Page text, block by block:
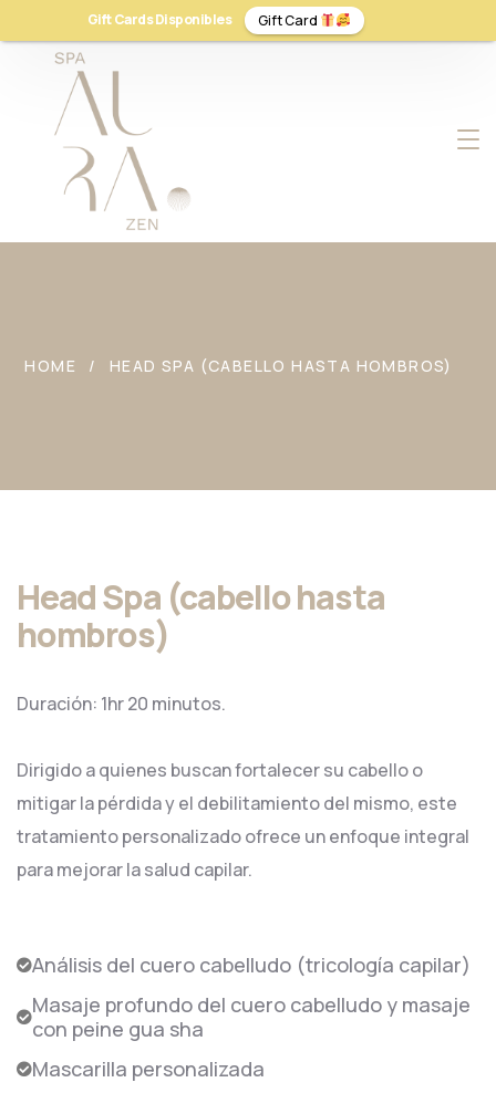
HOME HEAD SPA (CABELLO HASTA HOMBROS)
Head Spa (cabello hasta
hombros)
Duración: 1hr 20 minutos.
Dirigido a quienes buscan fortalecer su cabello o
mitigar la pérdida y el debilitamiento del mismo, este
tratamiento personalizado ofrece un enfoque integral
para mejorar la salud capilar.
Análisis del cuero cabelludo (tricología capilar)
Masaje profundo del cuero cabelludo y masaje
con peine gua sha
Mascarilla personalizada
Gift Cards Disponibles Gift Card